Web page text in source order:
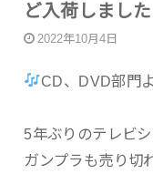
ど入荷しまし
2022年10月4日
CD、DVD部門
5年ぶりのテレビ
ガンプラも売り切